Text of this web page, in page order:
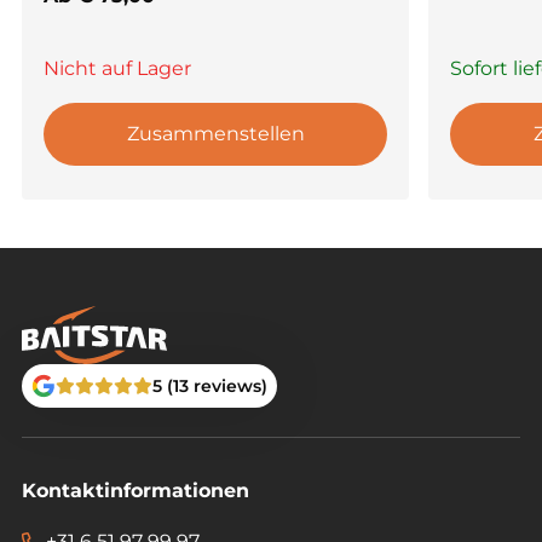
Nicht auf Lager
Zusammenstellen
Sofort
5 (13 reviews)
Kontaktinformationen